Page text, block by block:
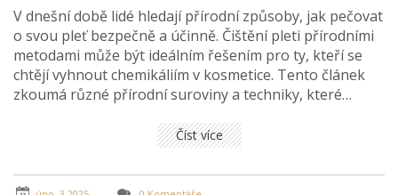
V dnešní době lidé hledají přírodní způsoby, jak pečovat
o svou pleť bezpečně a účinně. Čištění pleti přírodními
metodami může být ideálním řešením pro ty, kteří se
chtějí vyhnout chemikáliím v kosmetice. Tento článek
zkoumá různé přírodní suroviny a techniky, které
praktické rady a tipy pro každodenní pleťovou rutinu,
které jsou šetrné k životnímu prostředí.
Číst více